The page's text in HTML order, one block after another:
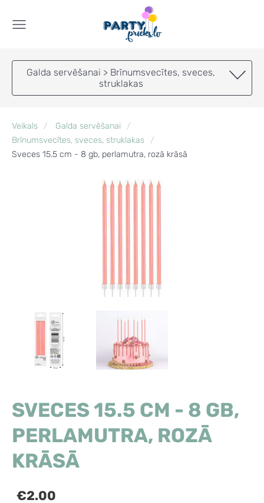
Galda servēšanai > Brīnumsvecītes, sveces,
struklakas
Veikals
Galda servēšanai
Brīnumsvecītes, sveces, struklakas
Sveces 15.5 cm - 8 gb, perlamutra, rozā krāsā
SVECES 15.5 CM - 8 GB,
PERLAMUTRA, ROZĀ
KRĀSĀ
€2.00